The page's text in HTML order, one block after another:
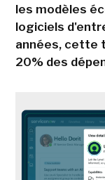
les modèles
logiciels
années, cette
20% des